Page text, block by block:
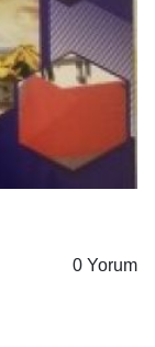
0 Yorum